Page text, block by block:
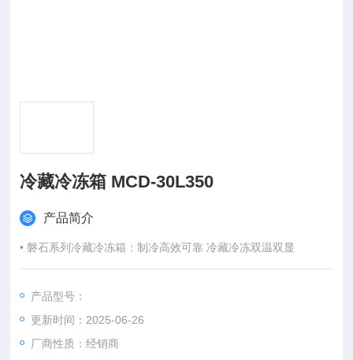
冷藏冷冻箱 MCD-30L350
产品简介
• 磐石系列冷藏冷冻箱：制冷高效可靠 冷藏冷冻双温双显
产品型号：
更新时间：2025-06-26
厂商性质：经销商